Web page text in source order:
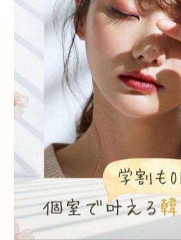
エクステ
眉毛ワックス
学割